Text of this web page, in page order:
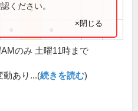
●
ください。
×閉じる
のみ 土曜11時まで
動あり...(続きを読む)